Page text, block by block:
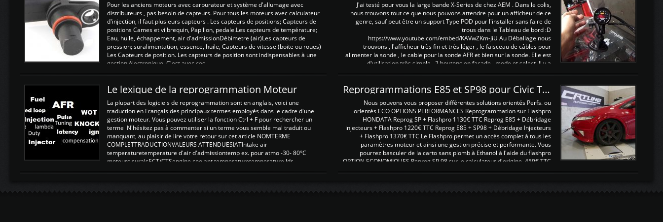
Pour les anciens moteurs avec carburateur et système d'allumage avec
distributeurs , pas besoin de capteurs. Pour tous les moteurs avec calculateur
d'injection, il faut plusieurs capteurs . Les capteurs de positions; Capteurs de
positions Cames et vilbrequin, Papillon, pedale.Les capteurs de température;
Eau, huile, échappement, air d'admissionDébimetre (air)Les capteurs de
pression; suralimentation, essence, huile, Capteurs de vitesse (boite ou roues)
Les Capteurs de position. Les capteurs de position sont indispensables à une
gestion électronique. C'est avec ces ...
J'ai testé pour vous la large bande X-Series de chez AEM . Dans le colis,
nous trouvons tout ce que nous pouvons attendre pour un afficheur de ce
genre, sauf peut être un support Type POD pour l'installer sans faire de
trous dans le Tableau de bord :D
https://www.youtube.com/embed/KAVwZKm-JiU Au Déballage nous
trouvons , l'afficheur très fin et très léger , le faisceau de câbles pour
alimenter la sonde , le cable pour la sonde AFR et bien sur la sonde. Elle est
d'utilisation très simple , 2 boutons en façade , mode et select. Il y a
Le lexique de la reprogrammation Moteur
La plupart des logiciels de reprogrammation sont en anglais, voici une
traduction en Français des principaux termes employés dans le cadre d'une
gestion moteur. Vous pouvez utiliser la fonction Ctrl + F pour rechercher un
terme N'hésitez pas à commenter si un terme vous semble mal traduit ou
manquant, au plaisir de lire votre retour sur cet article NOMTERME
COMPLETTRADUCTIONVALEURS ATTENDUESIATIntake air
temperaturetemperature d'air d'admissiontemp ex. pour atmo -30- 80°C
moteurs suralsECT/CTSengine coolant temperaturetemperature ldr
Reprogrammations E85 et SP98 pour Civic Type R FN2
Nous pouvons vous proposer différentes solutions orientés Perfs. ou
orientés ECO OPTIONS PERFORMANCES Reprogrammation sur Flashpro
HONDATA Reprog SP + Flashpro 1130€ TTC Reprog E85 + Débridage
injecteurs + Flashpro 1220€ TTC Reprog E85 + SP98 + Débridage Injecteurs
+ Flashpro 1370€ TTC Le Flashpro permet un accès complet à tous les
paramètres moteur et ainsi une gestion précise et performante. Vous
pourrez basculer de la carto sans plomb à Ethanol à l'aide du flashpro
OPTION ECONOMIQUES Reprog SP 98 sur le calculateur d'origine 450€ TTC